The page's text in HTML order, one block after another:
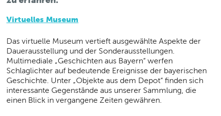
Virtuelles Museum
Das virtuelle Museum vertieft ausgewählte Aspekte der
Dauerausstellung und der Sonderausstellungen.
Multimediale „Geschichten aus Bayern“ werfen
Schlaglichter auf bedeutende Ereignisse der bayerischen
Geschichte. Unter „Objekte aus dem Depot“ finden sich
interessante Gegenstände aus unserer Sammlung, die
einen Blick in vergangene Zeiten gewähren.